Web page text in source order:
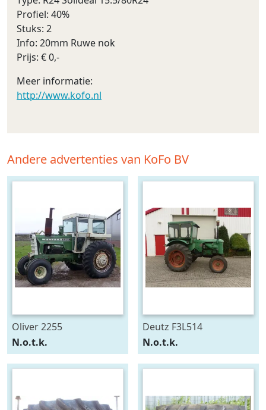
Profiel: 40%
Stuks: 2
Info: 20mm Ruwe nok
Prijs: € 0,-
Meer informatie:
http://www.kofo.nl
Andere advertenties van KoFo BV
Oliver 2255
N.o.t.k.
Deutz F3L514
N.o.t.k.